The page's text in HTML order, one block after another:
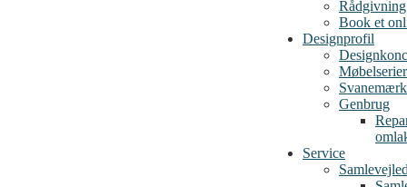
Rådgivning
Book et
Designprofil
Møbelserier
Genbrug
Service